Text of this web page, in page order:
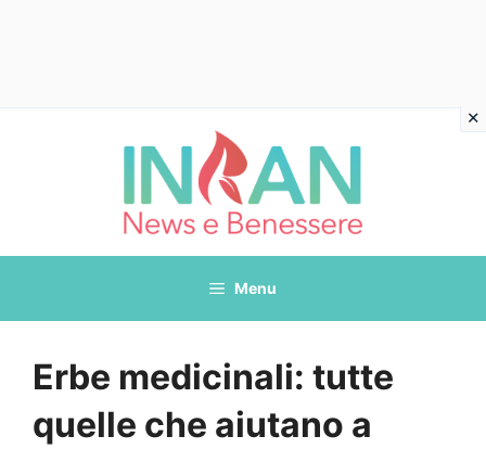
Menu
Erbe medicinali: tutte
quelle che aiutano a